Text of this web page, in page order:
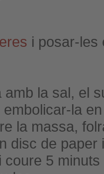
i posar-les
amb la sal, el
la
la massa,
disc de
coure 5